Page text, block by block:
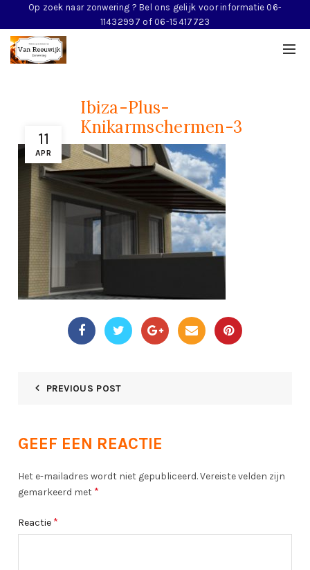
Op zoek naar zonwering ? Bel ons gelijk voor informatie 06-
11432997 of 06-15417723
11
APR
Ibiza-Plus-
Knikarmschermen-3
PREVIOUS POST
GEEF EEN REACTIE
Het e-mailadres wordt niet gepubliceerd.Vereiste velden zijn
gemarkeerd met *
Reactie *